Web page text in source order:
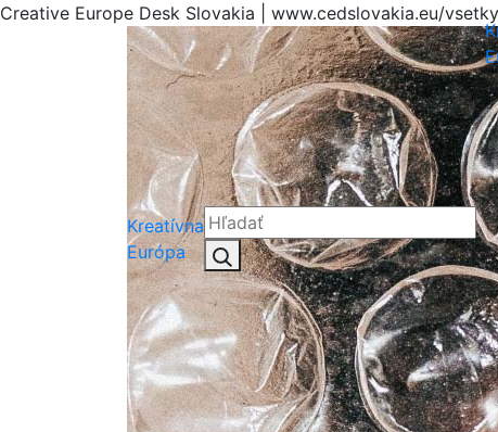
Creative Europe Desk Slovakia | www.cedslovakia.eu/
Kreatívna
Európa
Hľadať:Hľadať